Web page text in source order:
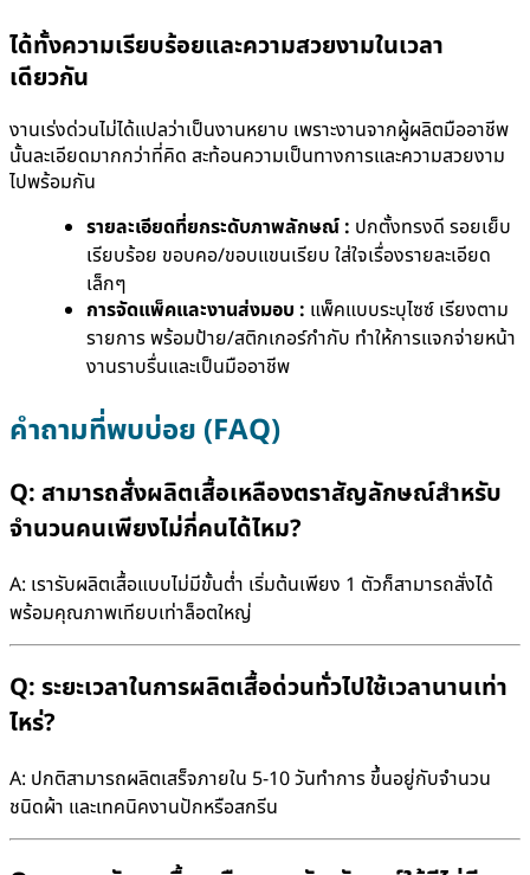
ได้ทั้งความเรียบร้อยและความสวยงามในเวลา
เดียวกัน
งานเร่งด่วนไม่ได้แปลว่าเป็นงานหยาบ เพราะงานจากผู้ผลิตมืออาชีพ
นั้นละเอียดมากกว่าที่คิด สะท้อนความเป็นทางการและความสวยงาม
ไปพร้อมกัน
รายละเอียดที่ยกระดับภาพลักษณ์ : ปกตั้งทรงดี รอยเย็บ
เรียบร้อย ขอบคอ/ขอบแขนเรียบ ใส่ใจเรื่องรายละเอียด
เล็กๆ
การจัดแพ็คและงานส่งมอบ : แพ็คแบบระบุไซซ์ เรียงตาม
รายการ พร้อมป้าย/สติกเกอร์กำกับ ทำให้การแจกจ่ายหน้า
งานราบรื่นและเป็นมืออาชีพ
คำถามที่พบบ่อย (FAQ)
Q: สามารถสั่งผลิตเสื้อเหลืองตราสัญลักษณ์สำหรับ
จำนวนคนเพียงไม่กี่คนได้ไหม?
A: เรารับผลิตเสื้อแบบไม่มีขั้นต่ำ เริ่มต้นเพียง 1 ตัวก็สามารถสั่งได้
พร้อมคุณภาพเทียบเท่าล็อตใหญ่
Q: ระยะเวลาในการผลิตเสื้อด่วนทั่วไปใช้เวลานานเท่า
ไหร่?
A: ปกติสามารถผลิตเสร็จภายใน 5-10 วันทำการ ขึ้นอยู่กับจำนวน
ชนิดผ้า และเทคนิคงานปักหรือสกรีน